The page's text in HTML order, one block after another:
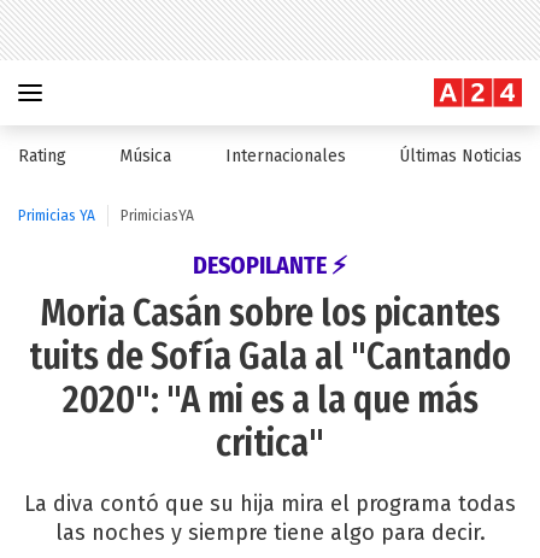
Rating Música Internacionales Últimas Noticias
Primicias YA PrimiciasYA
DESOPILANTE ⚡
Moria Casán sobre los picantes
tuits de Sofía Gala al "Cantando
2020": "A mi es a la que más
critica"
La diva contó que su hija mira el programa todas
las noches y siempre tiene algo para decir.